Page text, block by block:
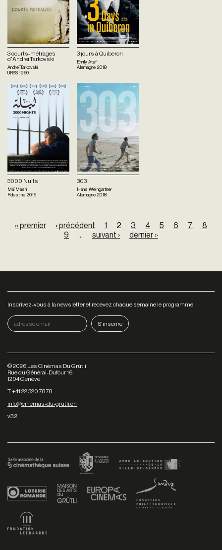
3 courts-métrages
d'Andreï Tarkovski
Andreï Tarkovski
URSS1960
3 jours à Quiberon
Emily Atef
Allemagne 2018
3000 Nuits
Maï Masri
Palestine 2015
303
Hans Weingartner
Allemagne 2018
« premier ‹ précédent 1 2 3 4 5 6 7
8
9
… suivant › dernier »
Inscrivez-vous à la newsletter et recevez chaque semaine le programme!
©2026 Les Cinémas Du Grütli
Rue du Général-Dufour 16
1204 Genève
T +41 22 320 78 78
info@cinemas-du-grutli.ch
v3.2